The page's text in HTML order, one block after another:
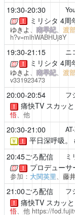
19:30-20:30
！ ミリシタ 4周
ゆきよ、南早紀、 渡
h?v=mlhWABHUj8Y
19:30-21:15 ニ
！ ミリシタ 4周
ゆきよ 、南早紀、 渡
v331923473
20:00-20:54 フ
！ 痛快TV スカッ
悟、他
20:30-21:00
￥ ！ 平日深呼吸。
20:45ごろ配信 ミ
！ プロデュー
参加： 大関英里、 藤
21:00ごろ配信 フ
！ 痛快TV スカッ
悟、他 https://